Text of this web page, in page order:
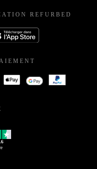
REFURBED